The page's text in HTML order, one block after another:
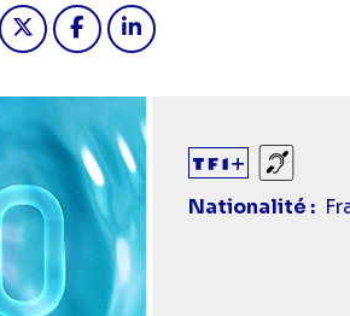
Partager "2026-05-31 19:55 -
Partager "2026-05-31
Sourds
Nationalité